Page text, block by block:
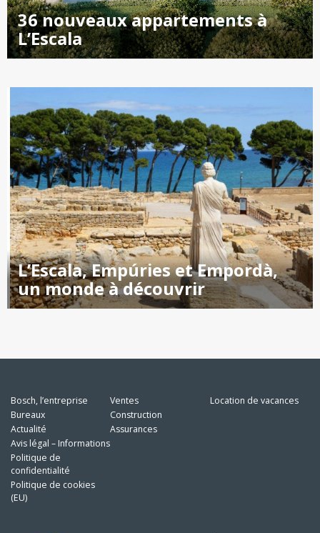
36 nouveaux appartements à
L’Escala
L’Escala, Empúries et Empordà,
un monde à découvrir
Bosch, l’entreprise
Bureaux
Actualité
Avis légal – Informations
Politique de
confidentialité
Politique de cookies
(EU)
Ventes
Construction
Assurances
Location de vacances